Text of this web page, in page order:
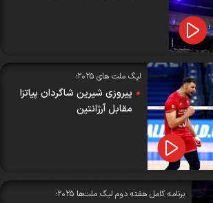
لیگ ملت های ۲۰۲۵؛
پیروزی شیرین شاگردان پیاتزا
مقابل آرژانتین
برنامه کامل هفته دوم لیگ ملت‌ها ۲۰۲۵؛